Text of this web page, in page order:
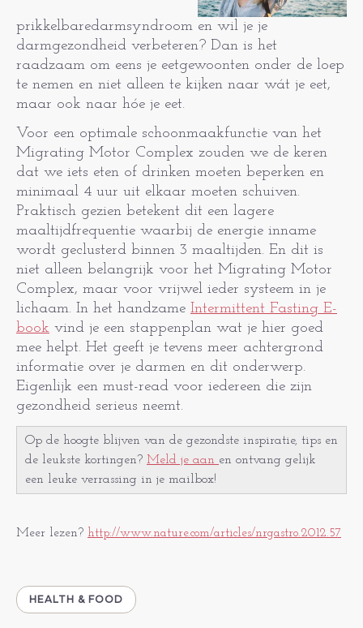
prikkelbaredarmsyndroom en wil je je
darmgezondheid verbeteren? Dan is het
raadzaam om eens je eetgewoonten onder de loep
te nemen en niet alleen te kijken naar wát je eet,
maar ook naar hóe je eet.
Voor een optimale schoonmaakfunctie van het
Migrating Motor Complex zouden we de keren
dat we iets eten of drinken moeten beperken en
minimaal 4 uur uit elkaar moeten schuiven.
Praktisch gezien betekent dit een lagere
maaltijdfrequentie waarbij de energie inname
wordt geclusterd binnen 3 maaltijden. En dit is
niet alleen belangrijk voor het Migrating Motor
Complex, maar voor vrijwel ieder systeem in je
lichaam. In het handzame Intermittent Fasting E-
book vind je een stappenplan wat je hier goed
mee helpt. Het geeft je tevens meer achtergrond
informatie over je darmen en dit onderwerp.
Eigenlijk een must-read voor iedereen die zijn
gezondheid serieus neemt.
Op de hoogte blijven van de gezondste inspiratie, tips en
de leukste kortingen? Meld je aan en ontvang gelijk
een leuke verrassing in je mailbox!
Meer lezen? http://www.nature.com/articles/nrgastro.2012.57
HEALTH & FOOD